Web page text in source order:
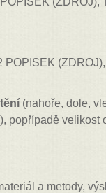
POPISEK
(nahoře, dole,
popřípadě velikost
a metody,